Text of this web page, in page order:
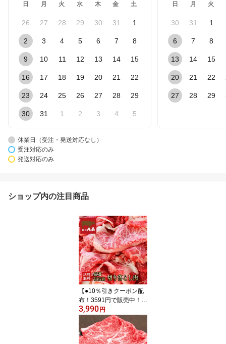
日 月 火 水 木 金 土
26 27 28 29 30 31 1
2 3 4 5 6 7 8
9 10 11 12 13 14 15
16 17 18 19 20 21 22
23 24 25 26 27 28 29
30 31 1 2 3 4 5
日 月 火
30 31 1
6 7 8
13 14 15
20 21 22
27 28 29
休業日（受注・発送対応なし）
受注対応のみ
発送対応のみ
ショップ内の注目商品
【●10％引きクーポン配
布！3591円で販売中！】
阿波黒牛 切り落とし 450
g (約225g×2P)柚子ゆこ
うポン酢付き♪ 送料無料
高級 牛肉 すき焼き 牛肉
3,990 円